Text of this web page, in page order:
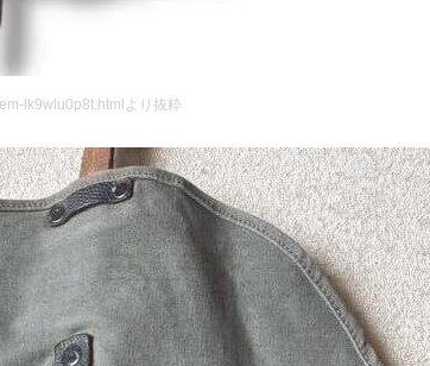
lk9wlu0p8t.htmlより抜粋